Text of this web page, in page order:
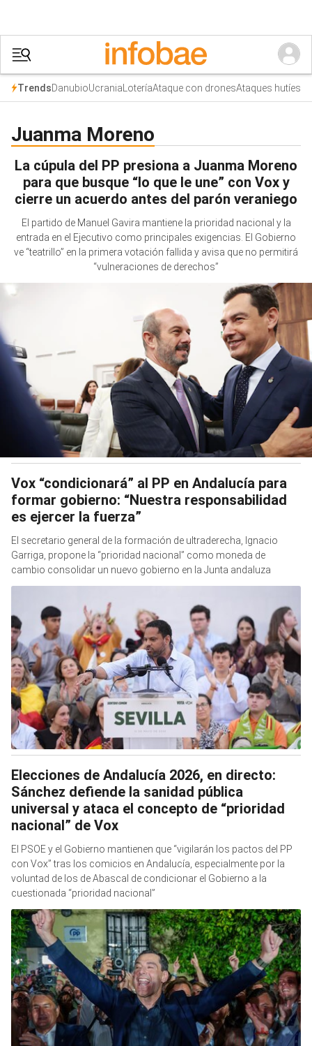
TrendsDanubioUcraniaLoteríaAtaque con dronesAtaques hutíes
Juanma Moreno
La cúpula del PP presiona a Juanma Moreno
para que busque “lo que le une” con Vox y
cierre un acuerdo antes del parón veraniego
El partido de Manuel Gavira mantiene la prioridad nacional y la
entrada en el Ejecutivo como principales exigencias. El Gobierno
ve “teatrillo” en la primera votación fallida y avisa que no permitirá
“vulneraciones de derechos”
Vox “condicionará” al PP en Andalucía para
formar gobierno: “Nuestra responsabilidad
es ejercer la fuerza”
El secretario general de la formación de ultraderecha, Ignacio
Garriga, propone la “prioridad nacional” como moneda de
cambio consolidar un nuevo gobierno en la Junta andaluza
Elecciones de Andalucía 2026, en directo:
Sánchez defiende la sanidad pública
universal y ataca el concepto de “prioridad
nacional” de Vox
El PSOE y el Gobierno mantienen que “vigilarán los pactos del PP
con Vox” tras los comicios en Andalucía, especialmente por la
voluntad de los de Abascal de condicionar el Gobierno a la
cuestionada “prioridad nacional”